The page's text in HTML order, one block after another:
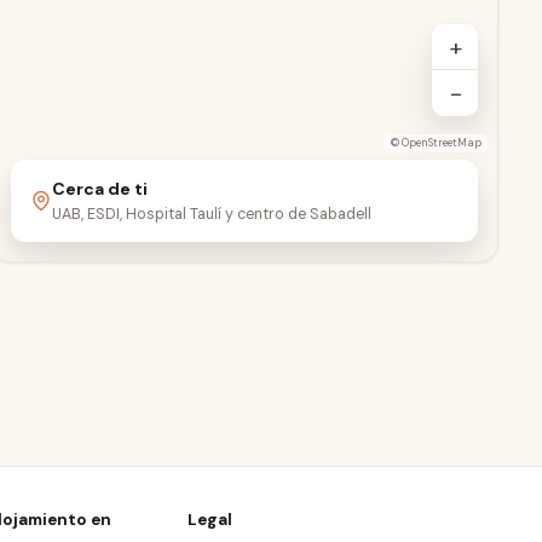
+
−
©OpenStreetMap
Cerca de ti
UAB, ESDI, Hospital Taulí y centro de Sabadell
en
Legal